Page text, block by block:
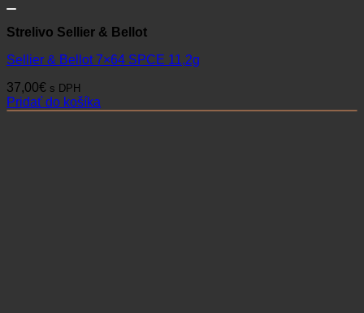
Strelivo Sellier & Bellot
Sellier & Bellot 7×64 SPCE 11,2g
37,00€ s DPH
Pridať do košíka